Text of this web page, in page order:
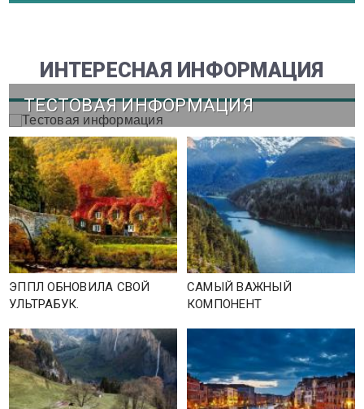
ИНТЕРЕСНАЯ ИНФОРМАЦИЯ
ТЕСТОВАЯ ИНФОРМАЦИЯ
ЭППЛ ОБНОВИЛА СВОЙ
УЛЬТРАБУК.
САМЫЙ ВАЖНЫЙ
КОМПОНЕНТ